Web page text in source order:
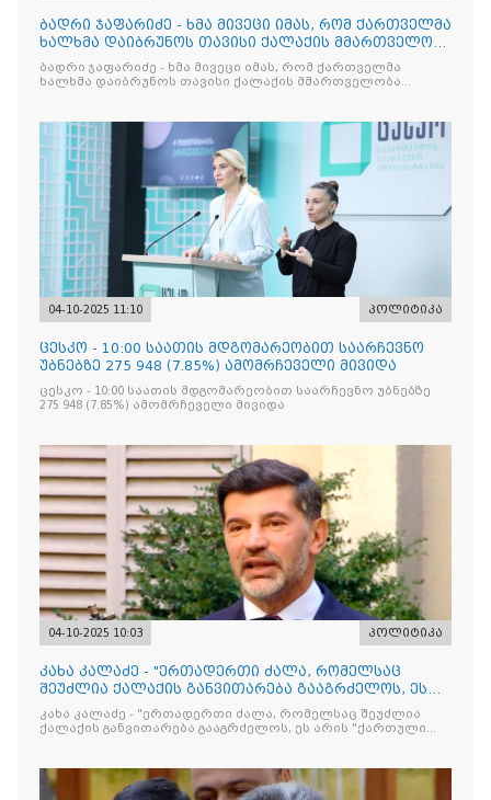
ბადრი ჯაფარიძე - ხმა მივეცი იმას, რომ ქართველმა
ხალხმა დაიბრუნოს თავისი ქალაქის მმართველობა
ყველგან
ბადრი ჯაფარიძე - ხმა მივეცი იმას, რომ ქართველმა
ხალხმა დაიბრუნოს თავისი ქალაქის მმართველობა
04-10-2025 11:10 პოლიტიკა
ცესკო - 10:00 საათის მდგომარეობით საარჩევნო
უბნებზე 275 948 (7.85%) ამომრჩეველი მივიდა
ცესკო - 10:00 საათის მდგომარეობით საარჩევნო უბნებზე
275 948 (7.85%) ამომრჩეველი მივიდა
04-10-2025 10:03 პოლიტიკა
კახა კალაძე - "ერთადერთი ძალა, რომელსაც
შეუძლია ქალაქის განვითარება გააგრძელოს, ეს
არის "ქართული ოცნება-დემოკრატიული
საქართველო"
კახა კალაძე - "ერთადერთი ძალა, რომელსაც შეუძლია
ქალაქის განვითარება გააგრძელოს, ეს არის "ქართული